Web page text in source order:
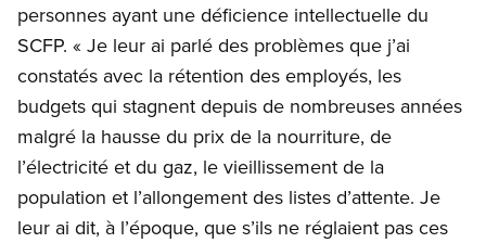
personnes ayant une déficience intellectuelle du
SCFP. « Je leur ai parlé des problèmes que j’ai
constatés avec la rétention des employés, les
budgets qui stagnent depuis de nombreuses années
malgré la hausse du prix de la nourriture, de
l’électricité et du gaz, le vieillissement de la
population et l’allongement des listes d’attente. Je
leur ai dit, à l’époque, que s’ils ne réglaient pas ces